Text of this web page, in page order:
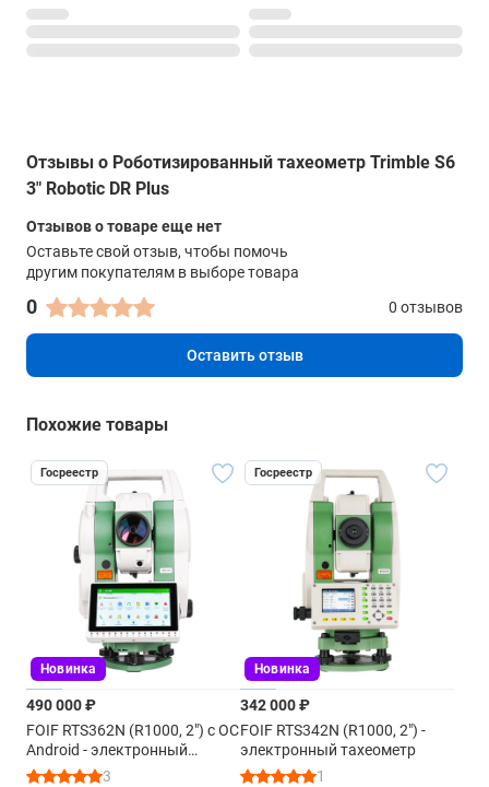
Отзывы о Роботизированный тахеометр Trimble S6
3" Robotic DR Plus
Отзывов о товаре еще нет
Оставьте свой отзыв, чтобы помочь
другим покупателям в выборе товара
0 0 отзывов
Оставить отзыв
Похожие товары
Госреестр
Новинка
490 000 ₽
FOIF RTS362N (R1000, 2") с ОС
Android - электронный
тахеометр3
Госреестр
Новинка
342 000 ₽
FOIF RTS342N (R1000, 2") -
электронный тахеометр
1